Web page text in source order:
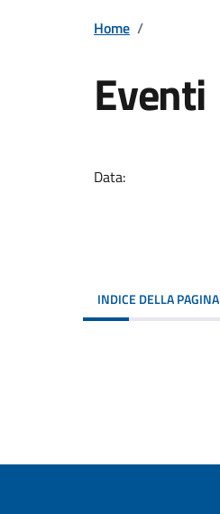
Home /
Eventi
Data:
INDICE DELLA PAGINA